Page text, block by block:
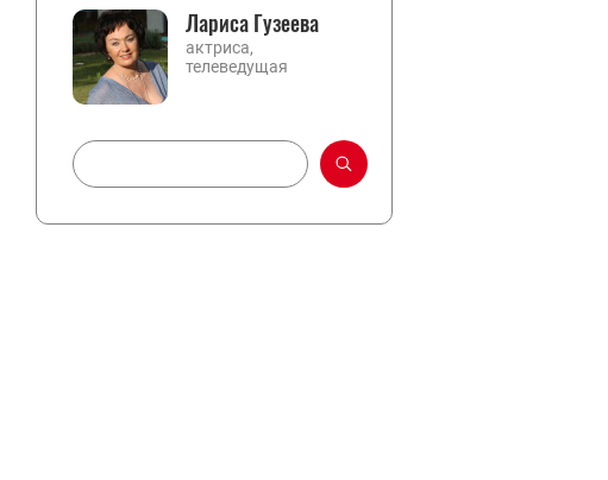
Лариса Гузеева
актриса,
телеведущая